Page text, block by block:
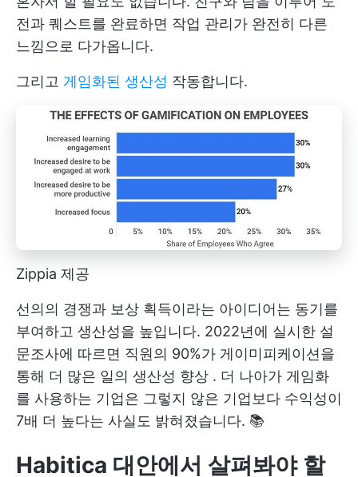
전과 퀘스트를 완료하면 작업 관리가 완전히 다른
느낌으로 다가옵니다.
그리고 게임화된 생산성 작동합니다.
Zippia 제공
선의의 경쟁과 보상 획득이라는 아이디어는 동기를
부여하고 생산성을 높입니다. 2022년에 실시한 설
문조사에 따르면 직원의 90%가 게이미피케이션을
통해 더 많은 일의 생산성 향상 . 더 나아가 게임화
를 사용하는 기업은 그렇지 않은 기업보다 수익성이
7배 더 높다는 사실도 밝혀졌습니다. 📚
Habitica 대안에서 살펴봐야 할